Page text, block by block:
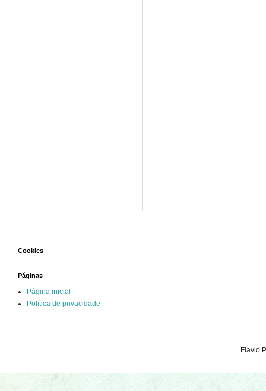
Cookies
Páginas
Página inicial
Política de privacidade
Flavio